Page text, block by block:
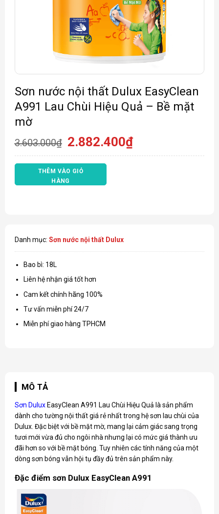
Sơn nước nội thất Dulux EasyClean
A991 Lau Chùi Hiệu Quả – Bề mặt
mờ
3.603.000₫ Giá
gốc
là:
3.603.000₫.
2.882.400₫Giá
hiện
tại
THÊM VÀO GIỎ
HÀNG
Danh mục: Sơn nước nội thất Dulux
Bao bì: 18L
Liên hệ nhận giá tốt hơn
Cam kết chính hãng 100%
Tư vấn miễn phí 24/7
Miễn phí giao hàng TPHCM
MÔ TẢ
Sơn Dulux EasyClean A991 Lau Chùi Hiệu Quả là sản phẩm
dành cho tường nội thất giá rẻ nhất trong hệ sơn lau chùi của
Dulux. Đặc biệt với bề mặt mờ, mang lại cảm giác sang trọng
tươi mới vừa đủ cho ngôi nhà nhưng lại có mức giá thành ưu
đãi hơn so với bề mặt bóng. Tuy nhiên các tính năng của một
dòng sơn bóng vẫn hội tụ đầy đủ trên sản phẩm này.
Đặc điểm sơn Dulux EasyClean A991